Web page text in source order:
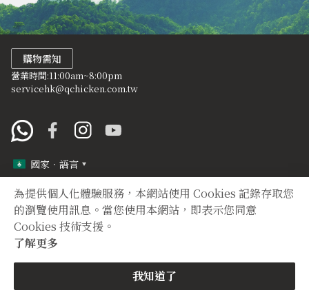
為提供個人化體驗服務，本網站使用 Cookies 記錄存取您
的瀏覽使用訊息。當您使用本網站，即表示您同意
Cookies 技術支援。
了解更多
我知道了
購物需知
營業時間:11:00am~8:00pm
servicehk@qchicken.com.tw
國家．語言
定型化契約
隱私權聲明
Copyright © 2012 TIAN YUAN XIANG All right reserved.